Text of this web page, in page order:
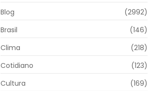
Blog
(2992)
Brasil
(146)
Clima
(218)
Cotidiano
(123)
Cultura
(169)